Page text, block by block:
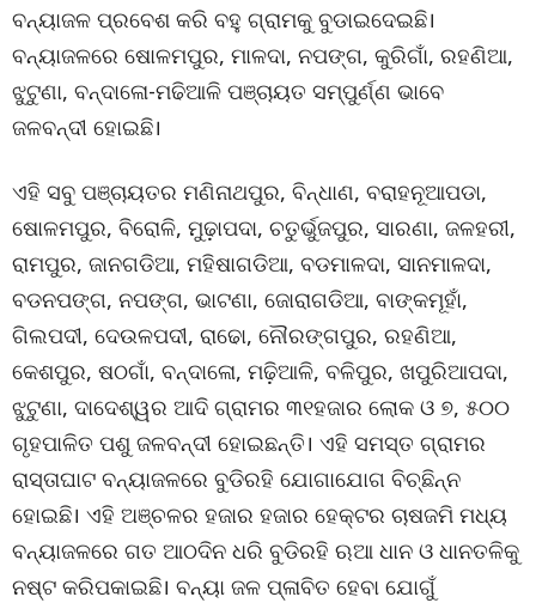
ବନ୍ୟାଜଳ ପ୍ରବେଶ କରି ବହୁ ଗ୍ରାମକୁ ବୁଡାଇଦେଇଛି।
ବନ୍ୟାଜଳରେ ଷୋଳମପୁର, ମାଳଦା, ନପଙ୍ଗ, କୁରିଗାଁ, ରହଣିଆ,
ଝୁଟୁଣା, ବନ୍ଦାଳୋ-ମଢିଆଳି ପଞ୍ଚାୟତ ସମ୍ପୁର୍ଣ୍ଣ ଭାବେ
ଜଳବନ୍ଦୀ ହୋଇଛି।
ଏହି ସବୁ ପଞ୍ଚାୟତର ମଣିନାଥପୁର, ବିନ୍ଧାଣ, ବରାହନୂଆପଡା,
ଷୋଳମପୁର, ବିରୋଳି, ମୁଢ଼ାପଦା, ଚତୁର୍ଭୁଜପୁର, ସାରଣା, ଜଳହରୀ,
ରାମପୁର, ଜାନଗଡିଆ, ମହିଷାଗଡିଆ, ବଡମାଳଦା, ସାନମାଳଦା,
ବଡନପଙ୍ଗ, ନପଙ୍ଗ, ଭାଟଣା, ଜୋରାଗଡିଆ, ବାଙ୍କମୂହାଁ,
ଗିଲପଦୀ, ଦେଉଳପଦୀ, ରାଢୋ, ନୌରଙ୍ଗପୁର, ରହଣିଆ,
କେଶପୁର, ଷଠଗାଁ, ବନ୍ଦାଳୋ, ମଢ଼ିଆଳି, ବଳିପୁର, ଖପୁରିଆପଦା,
ଝୁଟୁଣା, ଦାଦେଶ୍ୱର ଆଦି ଗ୍ରାମର ୩୧ହଜାର ଲୋକ ଓ ୭, ୫୦୦
ଗୃହପାଳିତ ପଶୁ ଜଳବନ୍ଦୀ ହୋଇଛନ୍ତି। ଏହି ସମସ୍ତ ଗ୍ରାମର
ରାସ୍ତାଘାଟ ବନ୍ୟାଜଳରେ ବୁଡିରହି ଯୋଗାଯୋଗ ବିଚ୍ଛିନ୍ନ
ହୋଇଛି। ଏହି ଅଞ୍ଚଳର ହଜାର ହଜାର ହେକ୍ଟର ଚାଷଜମି ମଧ୍ୟ
ବନ୍ୟାଜଳରେ ଗତ ଆଠଦିନ ଧରି ବୁଡିରହି ଋଆ ଧାନ ଓ ଧାନତଳିକୁ
ନଷ୍ଟ କରିପକାଇଛି। ବନ୍ୟା ଜଳ ପ୍ଳାବିତ ହେବା ଯୋଗୁଁ